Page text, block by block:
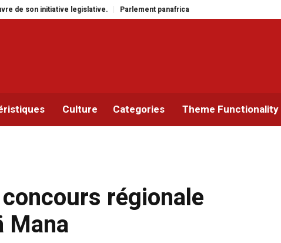
Parlement panafricain : à Johannesburg, Aimé Boji Sangara multiplie les
Culture Categories Theme Functionality
régionale
Mana